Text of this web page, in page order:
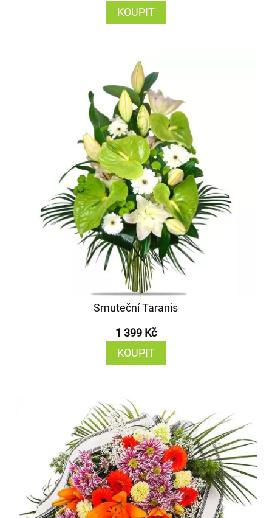
KOUPIT
Smuteční Taranis
1 399 Kč
KOUPIT